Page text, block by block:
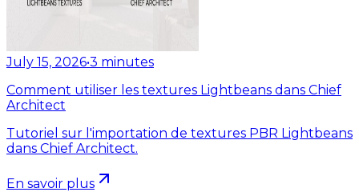
July 15, 2026•3 minutes
Comment utiliser les textures Lightbeans dans Chief
Architect
Tutoriel sur l'importation de textures PBR Lightbeans
dans Chief Architect.
En savoir plus